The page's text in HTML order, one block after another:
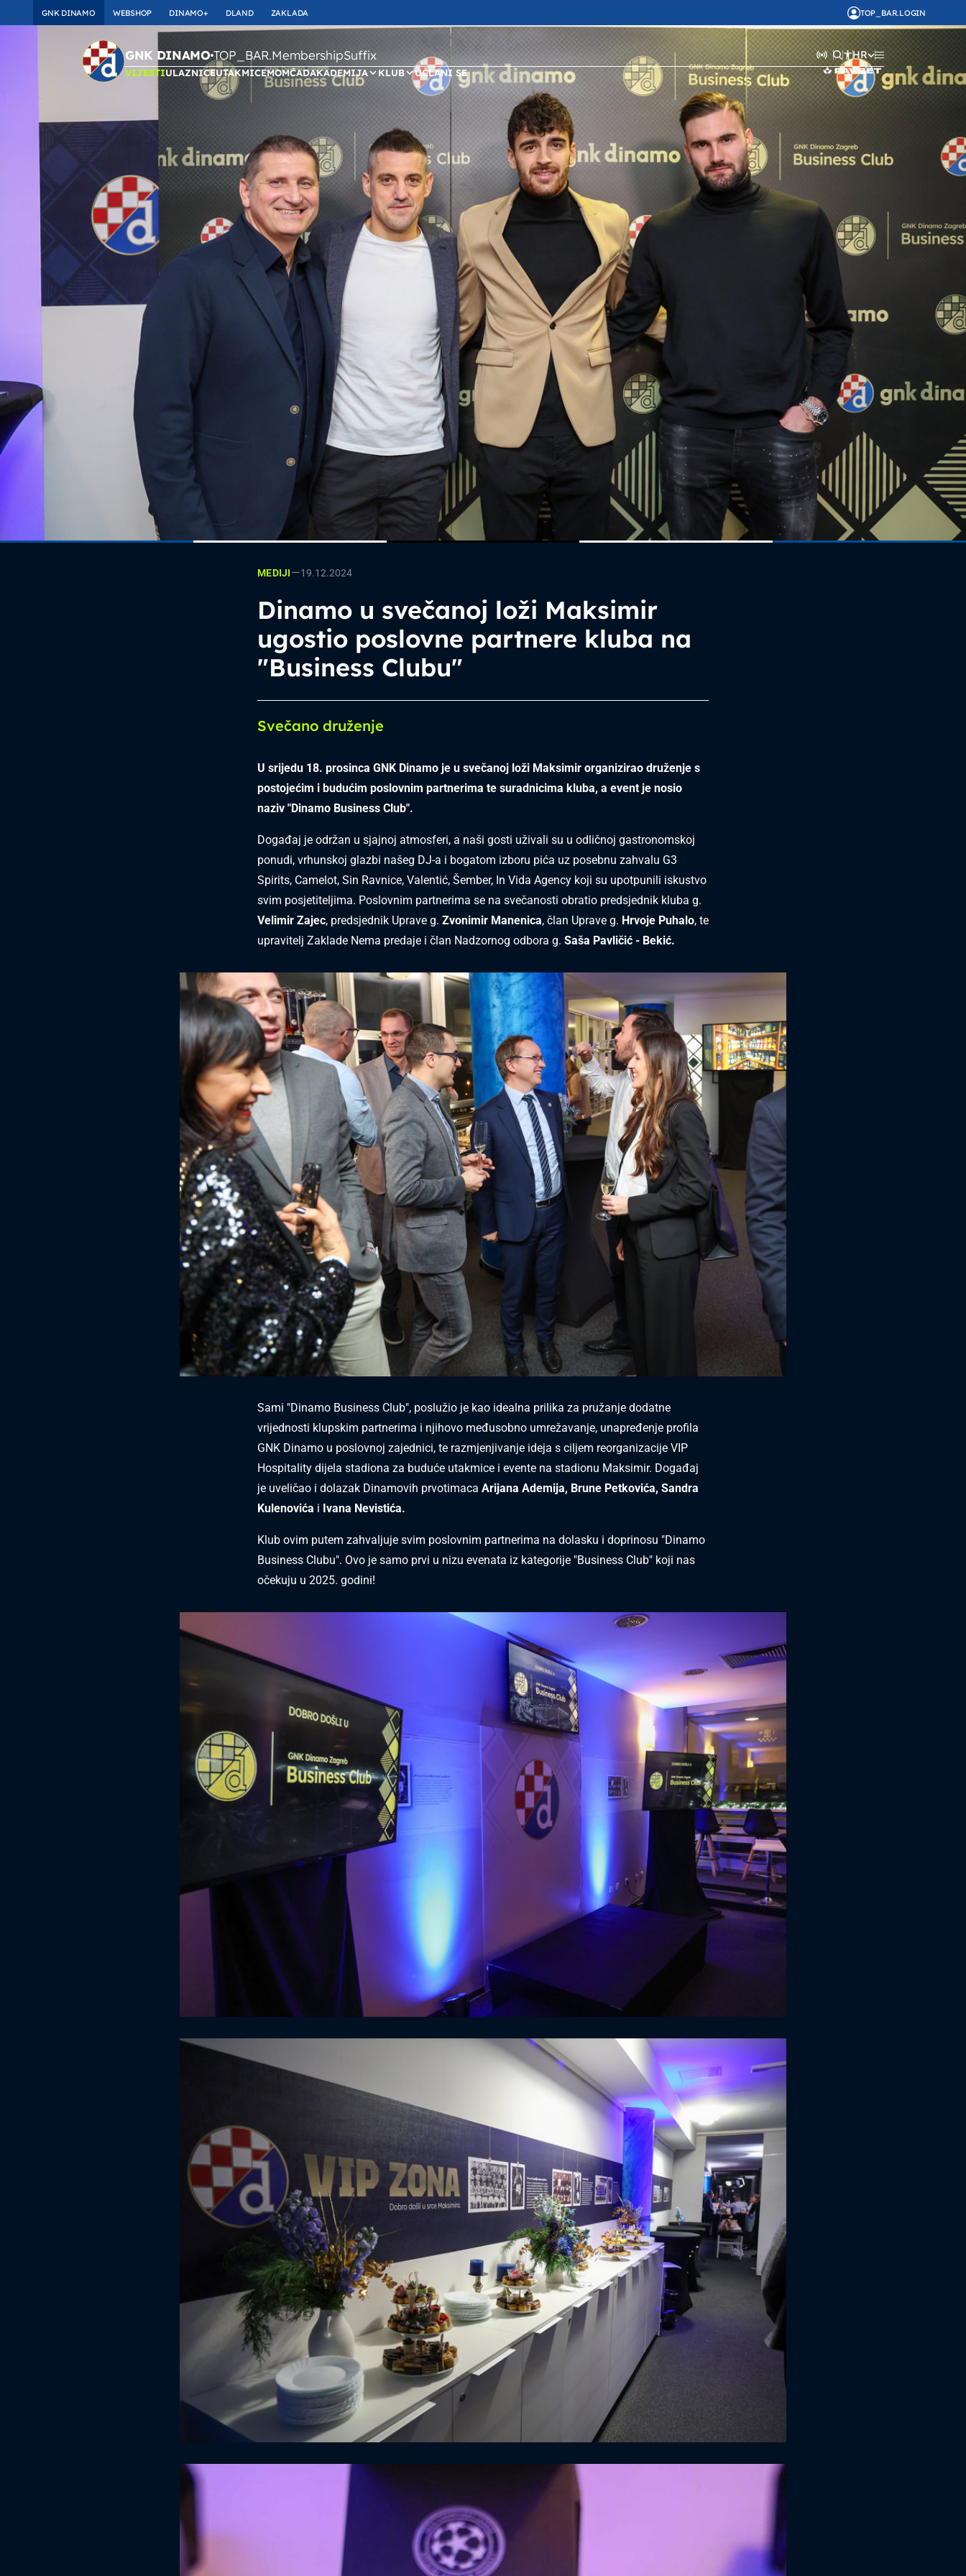
GNK DINAMO WEBSHOP DINAMO+ DLAND ZAKLADA TOP_BAR.LOGIN
GNK DINAMO TOP_BAR.MembershipSuffix HR
VIJESTIULAZNICEUTAKMICEMOMČADAKADEMIJA KLUB UČLANI SE
MEDIJI—19.12.2024
Dinamo u svečanoj loži Maksimir
ugostio poslovne partnere kluba na
"Business Clubu"
Svečano druženje
U srijedu 18. prosinca GNK Dinamo je u svečanoj loži Maksimir organizirao druženje s
postojećim i budućim poslovnim partnerima te suradnicima kluba, a event je nosio
naziv "Dinamo Business Club".
Događaj je održan u sjajnoj atmosferi, a naši gosti uživali su u odličnoj gastronomskoj
ponudi, vrhunskoj glazbi našeg DJ-a i bogatom izboru pića uz posebnu zahvalu G3
Spirits, Camelot, Sin Ravnice, Valentić, Šember, In Vida Agency koji su upotpunili iskustvo
svim posjetiteljima. Poslovnim partnerima se na svečanosti obratio predsjednik kluba g.
Velimir Zajec, predsjednik Uprave g. Zvonimir Manenica, član Uprave g. Hrvoje Puhalo, te
upravitelj Zaklade Nema predaje i član Nadzornog odbora g. Saša Pavličić - Bekić.
Sami "Dinamo Business Club", poslužio je kao idealna prilika za pružanje dodatne
vrijednosti klupskim partnerima i njihovo međusobno umrežavanje, unapređenje profila
GNK Dinamo u poslovnoj zajednici, te razmjenjivanje ideja s ciljem reorganizacije VIP
Hospitality dijela stadiona za buduće utakmice i evente na stadionu Maksimir. Događaj
je uveličao i dolazak Dinamovih prvotimaca Arijana Ademija, Brune Petkovića, Sandra
Kulenovića i Ivana Nevistića.
Klub ovim putem zahvaljuje svim poslovnim partnerima na dolasku i doprinosu "Dinamo
Business Clubu". Ovo je samo prvi u nizu evenata iz kategorije "Business Club" koji nas
očekuju u 2025. godini!